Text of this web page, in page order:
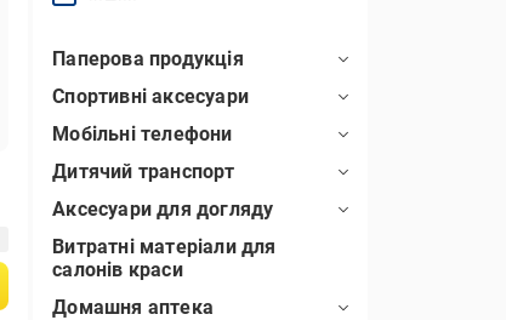
Паперова продукція
Спортивні аксесуари
Мобільні телефони
Дитячий транспорт
Аксесуари для догляду
Витратні матеріали для
салонів краси
Домашня аптека